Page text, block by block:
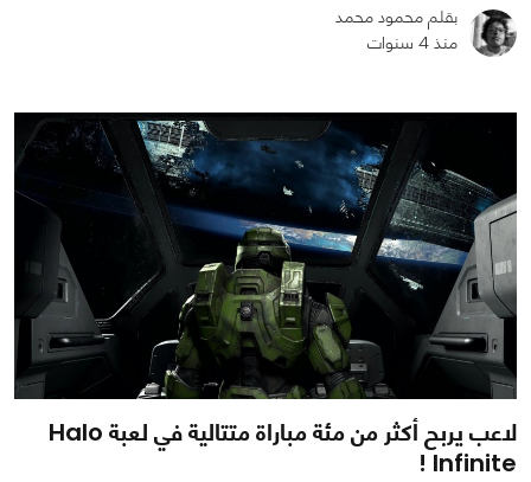
1087
0
0
بقلم محمود محمد
منذ 4 سنوات
لاعب يربح أكثر من مئة مباراة متتالية في لعبة Halo
Infinite !